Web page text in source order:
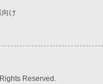
向け
Reserved.